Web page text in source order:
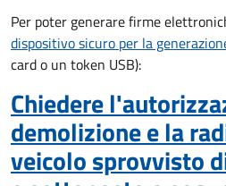
Per poter generare firme
dispositivo sicuro per la
card o un token USB):
Chiedere
demolizione e la
veicolo sprovvisto